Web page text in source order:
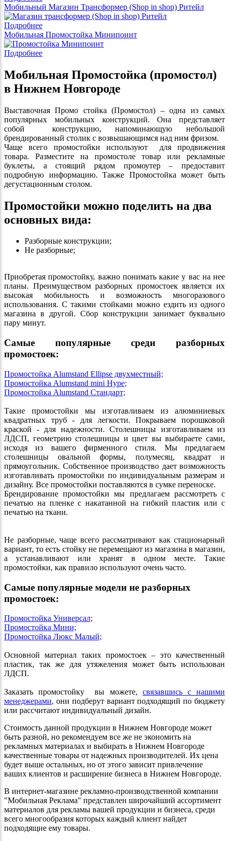
Мобильный Магазин Трансформер (Shop in shop) Ритейл
Подробнее
Мобильная Промостойка Минипоинт
Подробнее
Мобильная Промостойка (промостол)
в Нижнем Новгороде
Выставочная Промо стойка (Промостол) – одна из самых
популярных мобильных конструкций. Она представляет
собой конструкцию, напоминающую небольшой
брендированный столик с возвышающимся над ним фризом.
Чаще всего промостойки используют для продвижения
товара. Разместите на промостоле товар или рекламные
буклеты, а стоящий рядом промоутер – предоставит
подробную информацию. Также Промостойка может быть
дегустационным столом.
Промостойки можно поделить на два
основных вида:
Разборные конструкции;
Не разборные;
​​​​​​​Приобретая промостойку, важно понимать какие у вас на нее
планы. Преимуществом разборных промостоек является их
высокая мобильность и возможность многоразового
использования. С такими стойками можно ездить из одного
магазина в другой. Сбор конструкции занимает буквально
пару минут.
Самые популярные среди разборных
промостоек:
Промостойка Alumstand Ellipse двухместный;
Промостойка Alumstand mini Hype;
Промостойка Alumstand Стандарт;
Такие промостойки мы изготавливаем из алюминиевых
квадратных труб - для легкости. Покрываем порошковой
краской - для надежности. Столешницы изготавливаем из
ЛДСП, геометрию столешницы и цвет вы выбираете сами,
исходя из вашего фирменного стиля. Мы предлагаем
столешницы овальной формы, полумесяц, квадрат и
прямоугольник. Собственное производство дает возможность
изготавливать промостойки по индивидуальным размерам и
дизайну. Все промостойки поставляются в сумке переноске.
Брендирование промостойки мы предлагаем рассмотреть с
печатью на пленке с накатанной на гибкий пластик или с
печатью на ткани.
Не разборные, чаще всего рассматривают как стационарный
вариант, то есть стойку не перемещают из магазина в магазин,
а устанавливают или хранят в одном месте. Такие
промостойки, как правило используют очень часто.
Самые популярные модели не разборных
промостоек:
Промостойка Универсал;
Промостойка Мини;
Промостойка Люкс Малый;
Основной материал таких промостоек – это качественный
пластик, так же для утяжеления может быть использован
ЛДСП.
Заказать промостойку вы можете, связавшись с нашими
менеджерами, они подберут вариант подходящий по бюджету
или рассчитают индивидуальный дизайн.
Стоимость данной продукции в Нижнем Новгороде может
быть разной, но рекомендуем все же не экономить на
рекламных материалах и выбирать в Нижнем Новгороде
качественные товары от надежных производителей. Их цена
будет выше остальных, но от этого зависит привлечение
ваших клиентов и расширение бизнеса в Нижнем Новгороде.
В интернет-магазине рекламно-производственной компании
"Мобильная Реклама" представлен широчайший ассортимент
материалов для рекламы вашей продукции и бизнеса, среди
всего многообразия которых каждый клиент найдет
подходящие ему товары.